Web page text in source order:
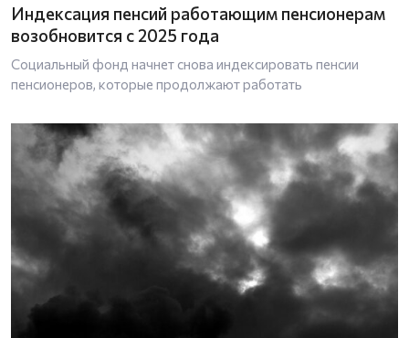
Индексация пенсий работающим пенсионерам
возобновится с 2025 года
Социальный фонд начнет снова индексировать пенсии
пенсионеров, которые продолжают работать